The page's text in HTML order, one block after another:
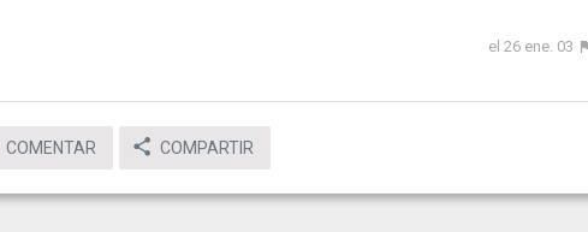
el 26 ene. 03
COMENTAR COMPARTIR